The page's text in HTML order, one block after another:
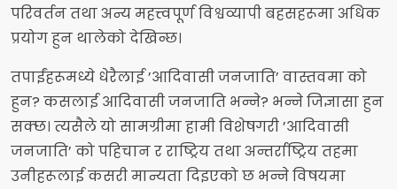
परिवर्तन तथा अन्य महत्त्वपूर्ण विश्वव्यापी बहसहरूमा अधिक
प्रयोग हुन थालेको देखिन्छ।
तपाईंहरूमध्ये धेरैलाई ’आदिवासी जनजाति’ वास्तवमा को
हुन? कसलाई आदिवासी जनजाति भन्ने? भन्ने जिज्ञासा हुन
सक्छ। त्यसैले यो सामग्रीमा हामी विशेषगरी ’आदिवासी
जनजाति’ को पहिचान र राष्ट्रिय तथा अन्तर्राष्ट्रिय तहमा
उनीहरूलाई कसरी मान्यता दिइएको छ भन्ने विषयमा